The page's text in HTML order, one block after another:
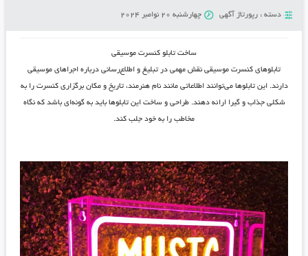
دسته : رپورتاژ آگهی چهارشنبه 20 نوامبر 2024
ساخت تابلو کنسرت موسیقی
تابلوهای کنسرت موسیقی نقش مهمی در تبلیغ و اطلاع‌رسانی درباره اجراهای موسیقی
دارند. این تابلوها می‌توانند اطلاعاتی مانند نام هنرمند، تاریخ و مکان برگزاری کنسرت را به
شکلی جذاب و گیرا ارائه دهند. طراحی و ساخت این تابلوها باید به گونه‌ای باشد که نگاه
مخاطب را به خود جلب کند.